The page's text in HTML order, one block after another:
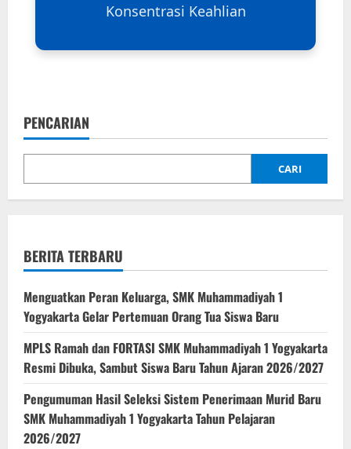
Konsentrasi Keahlian
PENCARIAN
CARI
BERITA TERBARU
Menguatkan Peran Keluarga, SMK Muhammadiyah 1
Yogyakarta Gelar Pertemuan Orang Tua Siswa Baru
MPLS Ramah dan FORTASI SMK Muhammadiyah 1 Yogyakarta
Resmi Dibuka, Sambut Siswa Baru Tahun Ajaran 2026/2027
Pengumuman Hasil Seleksi Sistem Penerimaan Murid Baru
SMK Muhammadiyah 1 Yogyakarta Tahun Pelajaran
2026/2027